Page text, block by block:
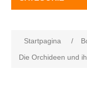
Startpagina /
Die Orchideen und